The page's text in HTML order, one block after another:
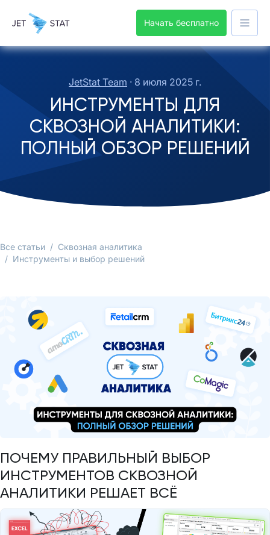
Начать бесплатно
JetStat Team · 8 июля 2025 г.
ИНСТРУМЕНТЫ ДЛЯ
СКВОЗНОЙ АНАЛИТИКИ:
ПОЛНЫЙ ОБЗОР РЕШЕНИЙ
Все статьи / Сквозная аналитика
/ Инструменты и выбор решений
ПОЧЕМУ ПРАВИЛЬНЫЙ ВЫБОР
ИНСТРУМЕНТОВ СКВОЗНОЙ
АНАЛИТИКИ РЕШАЕТ ВСЁ